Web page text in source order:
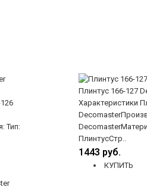
Тип:
Плинтус 166-127
Характеристики
ПлинтусСтр..
1443 руб.
КУПИТЬ